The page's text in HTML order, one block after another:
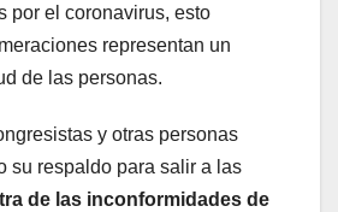
por el coronavirus, esto
representan un
de las personas.
y otras personas
su respaldo para salir a las
de las inconformidades de